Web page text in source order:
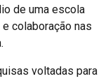
de uma escola
colaboração nas
voltadas para